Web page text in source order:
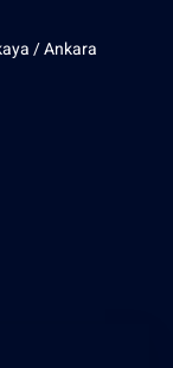
/ Ankara